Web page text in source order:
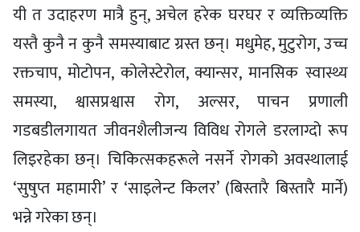
यी त उदाहरण मात्रै हुन्, अचेल हरेक घरघर र व्यक्तिव्यक्ति
यस्तै कुनै न कुनै समस्याबाट ग्रस्त छन्। मधुमेह, मुटुरोग, उच्च
रक्तचाप, मोटोपन, कोलेस्टेरोल, क्यान्सर, मानसिक स्वास्थ्य
समस्या, श्वासप्रश्वास रोग, अल्सर, पाचन प्रणाली
गडबडीलगायत जीवनशैलीजन्य विविध रोगले डरलाग्दो रूप
लिइरहेका छन्। चिकित्सकहरूले नसर्ने रोगको अवस्थालाई
‘सुषुप्त महामारी’ र ‘साइलेन्ट किलर’ (बिस्तारै बिस्तारै मार्ने)
भन्ने गरेका छन्।